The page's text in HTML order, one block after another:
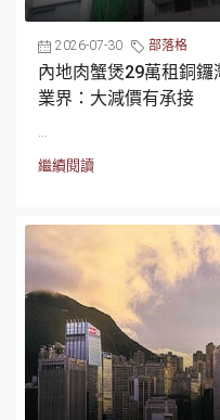
2026-07-30 部落格
內地肉蟹煲29萬租銅
業界：大減價有承接
...
繼續閱讀